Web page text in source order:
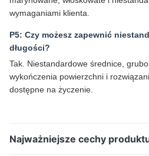
wymaganiami klienta.
P5: Czy możesz zapewnić
długości?
Tak. Niestandardowe średnice,
wykończenia powierzchni i
dostępne na życzenie.
Najważniejsze cechy